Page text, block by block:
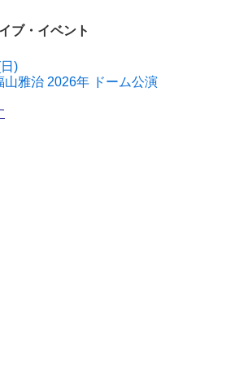
ブ・イベント
)
雅治 2026年 ドーム公演